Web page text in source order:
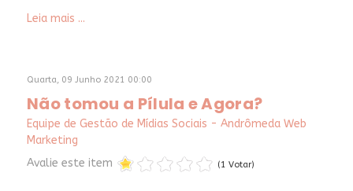
Leia mais ...
Quarta, 09 Junho 2021 00:00
Não tomou a Pílula e Agora?
Equipe de Gestão de Mídias Sociais - Andrômeda Web
Marketing
Avalie este item
(1 Votar)